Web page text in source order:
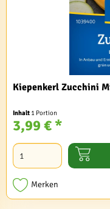
Kiepenkerl Zucchini
Inhalt 1 Portion
3,99 € *
Merken